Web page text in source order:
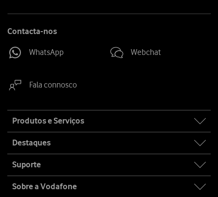
Contacta-nos
WhatsApp Webchat
Fala connosco
map
Produtos e Serviços
Destaques
Suporte
Sobre a Vodafone